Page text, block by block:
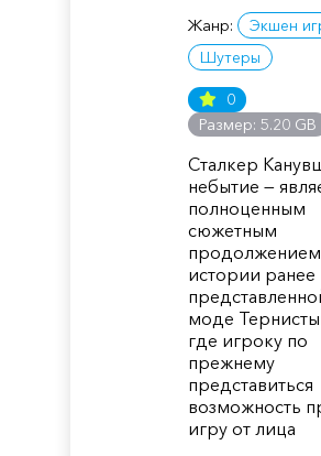
Жанр:
Экшен
Шутеры
0
Размер: 5.20 GB
Сталкер
небытие —
полноценным
сюжетным
продолжением
истории ранее
моде
где игроку по
прежнему
представиться
возможность
игру от лица